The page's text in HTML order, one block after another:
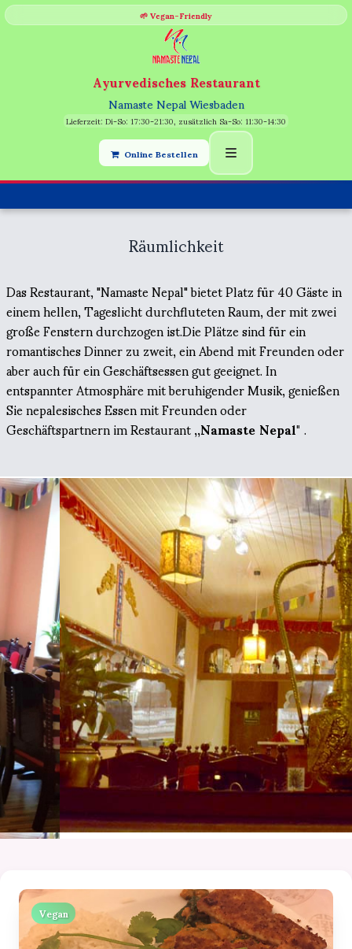
🌱 Vegan-Friendly
Ayurvedisches Restaurant
Namaste Nepal Wiesbaden
Lieferzeit: Di-So: 17:30-21:30, zusätzlich Sa-So: 11:30-14:30
Online Bestellen
Räumlichkeit
Das Restaurant, "Namaste Nepal" bietet Platz für 40 Gäste in
einem hellen, Tageslicht durchfluteten Raum, der mit zwei
große Fenstern durchzogen ist.Die Plätze sind für ein
romantisches Dinner zu zweit, ein Abend mit Freunden oder
aber auch für ein Geschäftsessen gut geeignet. In
entspannter Atmosphäre mit beruhigender Musik, genießen
Sie nepalesisches Essen mit Freunden oder
Geschäftspartnern im Restaurant,,Namaste Nepal".
Vegan